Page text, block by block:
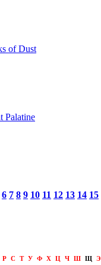
6 7 8 9 10 11 12 13 14 15
Р С Т У Ф Х Ц Ч Ш Щ Э